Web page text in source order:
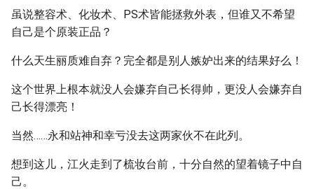
虽说整容术、化妆术、PS术皆能拯救外表，但谁又不希望
自己是个原装正品？
什么天生丽质难自弃？完全都是别人嫉妒出来的结果好么！
这个世界上根本就没人会嫌弃自己长得帅，更没人会嫌弃自
己长得漂亮！
当然……永和站神和幸亏没去这两家伙不在此列。
想到这儿，江火走到了梳妆台前，十分自然的望着镜子中自
己。